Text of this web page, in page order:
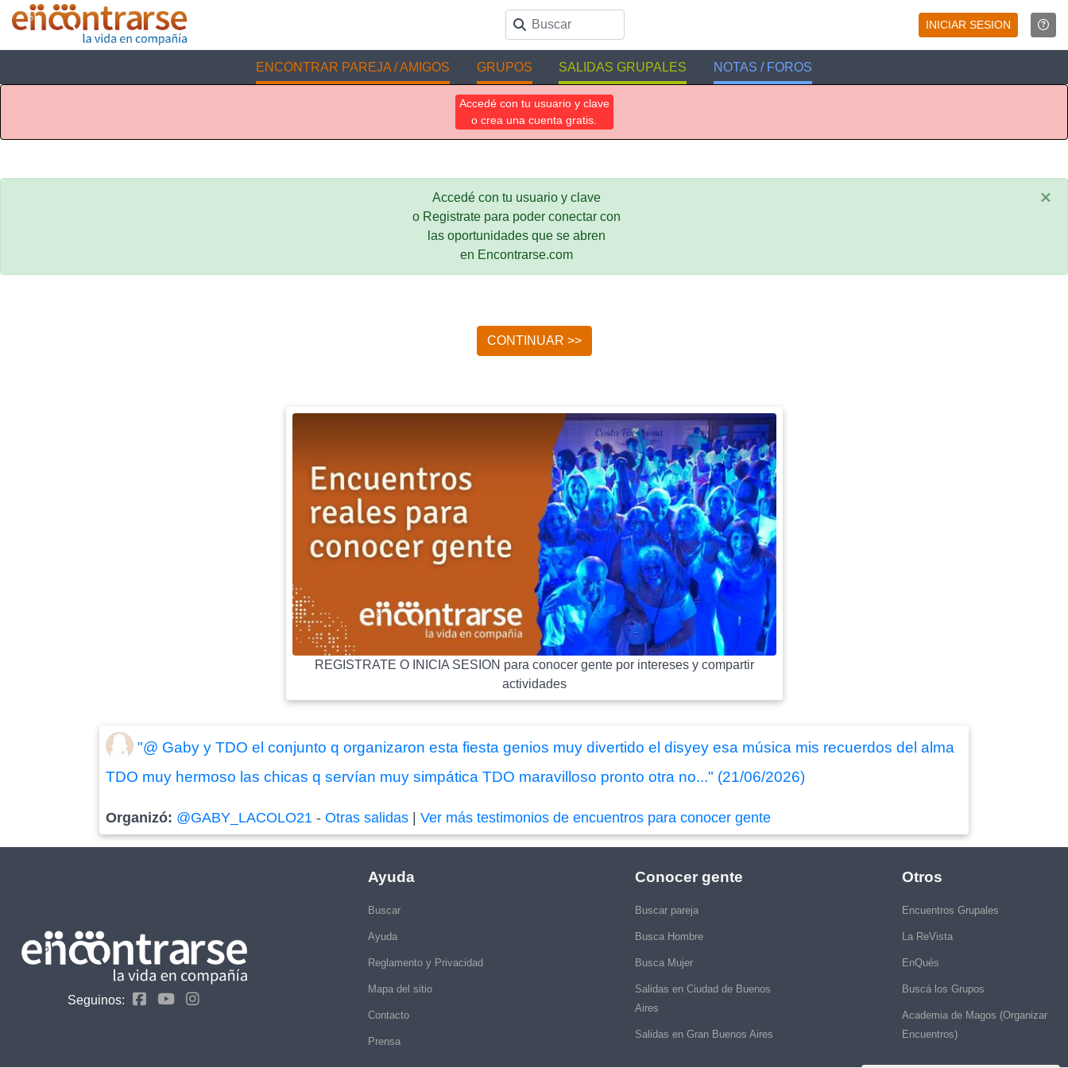
INICIAR SESION
ENCONTRAR PAREJA / AMIGOS GRUPOS SALIDAS GRUPALES NOTAS / FOROS
Accedé con tu usuario y clave
o crea una cuenta gratis.
Accedé con tu usuario y clave
o Registrate para poder conectar con
las oportunidades que se abren
en Encontrarse.com
×
CONTINUAR >>
REGISTRATE O INICIA SESION para conocer gente por intereses y compartir
actividades
"@ Gaby y TDO el conjunto q organizaron esta fiesta genios muy divertido el disyey esa música mis recuerdos del alma
TDO muy hermoso las chicas q servían muy simpática TDO maravilloso pronto otra no..." (21/06/2026)
Organizó: @GABY_LACOLO21 -Otras salidas |Ver más testimonios de encuentros para conocer gente
Seguinos:
Ayuda
Buscar
Ayuda
Reglamento y Privacidad
Mapa del sitio
Contacto
Prensa
Conocer gente
Buscar pareja
Busca Hombre
Busca Mujer
Salidas en Ciudad de Buenos
Aires
Salidas en Gran Buenos Aires
Otros
Encuentros Grupales
La ReVista
EnQués
Buscá los Grupos
Academia de Magos (Organizar
Encuentros)